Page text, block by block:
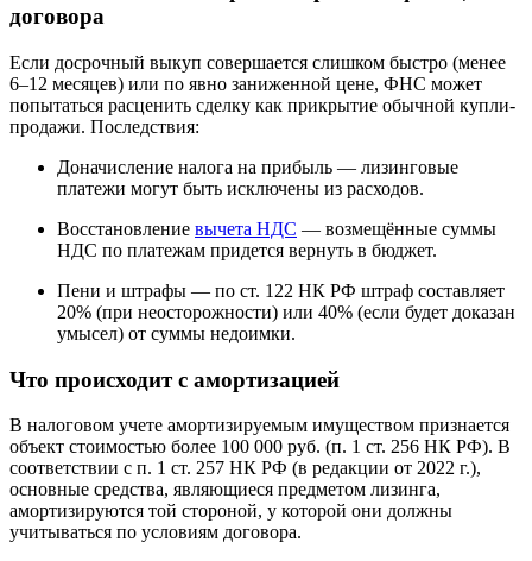
договора
Если досрочный выкуп совершается слишком быстро (менее
6–12 месяцев) или по явно заниженной цене, ФНС может
попытаться расценить сделку как прикрытие обычной купли-
продажи. Последствия:
Доначисление налога на прибыль — лизинговые
платежи могут быть исключены из расходов.
Восстановление вычета НДС — возмещённые суммы
НДС по платежам придется вернуть в бюджет.
Пени и штрафы — по ст. 122 НК РФ штраф составляет
20% (при неосторожности) или 40% (если будет доказан
умысел) от суммы недоимки.
Что происходит с амортизацией
В налоговом учете амортизируемым имуществом признается
объект стоимостью более 100 000 руб. (п. 1 ст. 256 НК РФ). В
соответствии с п. 1 ст. 257 НК РФ (в редакции от 2022 г.),
основные средства, являющиеся предметом лизинга,
амортизируются той стороной, у которой они должны
учитываться по условиям договора.